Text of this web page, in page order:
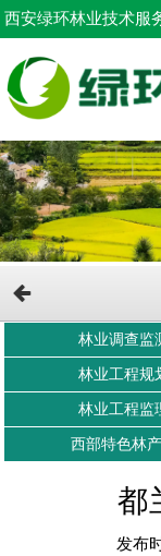
西安绿环林业技术服
询，占用林地申请，
林业调查监
林业工程规
林业工程监
西部特色林
都
发布